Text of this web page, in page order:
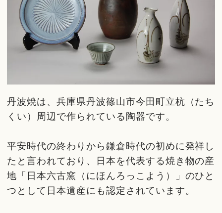
丹波焼は、兵庫県丹波篠山市今田町立杭（たち
くい）周辺で作られている陶器です。
平安時代の終わりから鎌倉時代の初めに発祥し
たと言われており、日本を代表する焼き物の産
地「日本六古窯（にほんろっこよう）」のひと
つとして日本遺産にも認定されています。